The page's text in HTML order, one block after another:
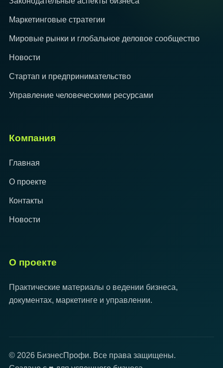
Маркетинговые стратегии
Мировые рынки и глобальное деловое сообщество
Новости
Стартап и предпринимательство
Управление человеческими ресурсами
Компания
Главная
О проекте
Контакты
Новости
О проекте
Практические материалы о ведении бизнеса,
документах, маркетинге и управлении.
© 2026 БизнесПрофи. Все права защищены.